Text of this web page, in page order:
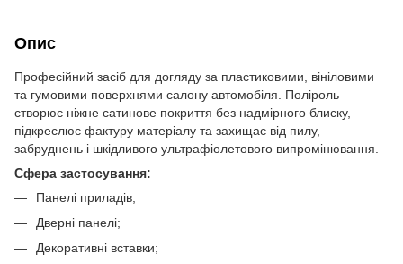
Опис
Професійний засіб для догляду за пластиковими, вініловими
та гумовими поверхнями салону автомобіля. Поліроль
створює ніжне сатинове покриття без надмірного блиску,
підкреслює фактуру матеріалу та захищає від пилу,
забруднень і шкідливого ультрафіолетового випромінювання.
Сфера застосування:
Панелі приладів;
Дверні панелі;
Декоративні вставки;